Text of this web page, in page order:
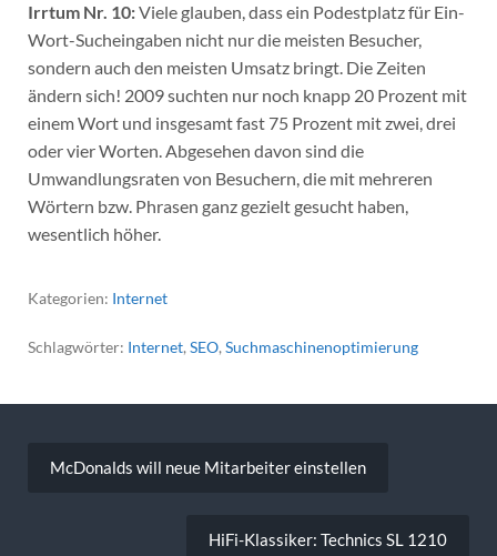
Irrtum Nr. 10:Viele glauben, dass ein Podestplatz für Ein-
Wort-Sucheingaben nicht nur die meisten Besucher,
sondern auch den meisten Umsatz bringt. Die Zeiten
ändern sich! 2009 suchten nur noch knapp 20 Prozent mit
einem Wort und insgesamt fast 75 Prozent mit zwei, drei
oder vier Worten. Abgesehen davon sind die
Umwandlungsraten von Besuchern, die mit mehreren
Wörtern bzw. Phrasen ganz gezielt gesucht haben,
wesentlich höher.
Kategorien: Internet
Schlagwörter: Internet, SEO, Suchmaschinenoptimierung
McDonalds will neue Mitarbeiter einstellen
HiFi-Klassiker: Technics SL 1210